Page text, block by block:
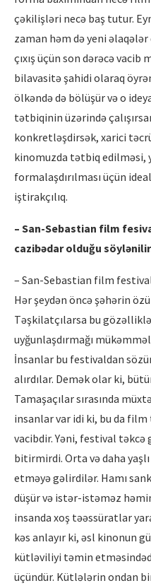
çəkilişləri necə baş tutur.
zaman həm də yeni
çıxış üçün son dərəcə
bilavasitə şahidi olaraq
ölkəndə də bölüşür və o
tətbiqinin üzərində
konkretləşdirsək, xarici
kinomuzda tətbiq edilməsi,
formalaşdırılması üçün
iştirakçılıq.
– San-Sebastian film
cazibədar olduğu
– San-Sebastian film
Hər şeydən öncə şəhərin
Təşkilatçılarsa bu gözəlliklə
uyğunlaşdırmağı
İnsanlar bu festivaldan
alırdılar. Demək olar ki,
Tamaşaçılar sırasında
insanlar var idi ki, bu da
vacibdir. Yəni, festival
bitirmirdi. Orta və daha
etməyə gəlirdilər. Hamı
düşür və istər-istəməz
insanda xoş təəssüratlar
kəs anlayır ki, əsl kinonun
kütləviliyi təmin
üçündür. Kütlələrin ondan bir